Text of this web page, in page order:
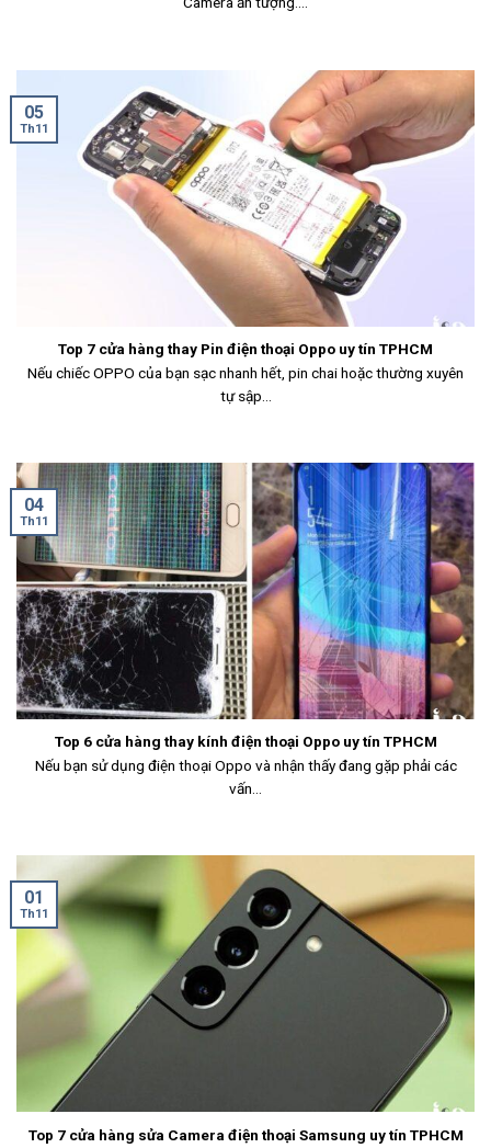
Top 7 cửa hàng thay Pin điện thoại Oppo uy tín TPHCM
Nếu chiếc OPPO của bạn sạc nhanh hết, pin chai hoặc thường xuyên
tự sập...
05
Th11
Top 6 cửa hàng thay kính điện thoại Oppo uy tín TPHCM
Nếu bạn sử dụng điện thoại Oppo và nhận thấy đang gặp phải các
vấn...
04
Th11
Top 7 cửa hàng sửa Camera điện thoại Samsung uy tín TPHCM
01
Th11